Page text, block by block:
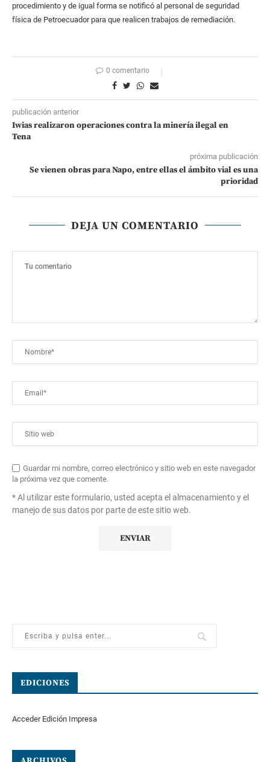
procedimiento y de igual forma se notificó al personal de seguridad
física de Petroecuador para que realicen trabajos de remediación.
0 comentario
publicación anterior
Iwias realizaron operaciones contra la minería ilegal en
Tena
próxima publicación
Se vienen obras para Napo, entre ellas el ámbito vial es una
prioridad
DEJA UN COMENTARIO
Guardar mi nombre, correo electrónico y sitio web en este navegador
la próxima vez que comente.
* Al utilizar este formulario, usted acepta el almacenamiento y el
manejo de sus datos por parte de este sitio web.
EDICIONES
Acceder Edición Impresa